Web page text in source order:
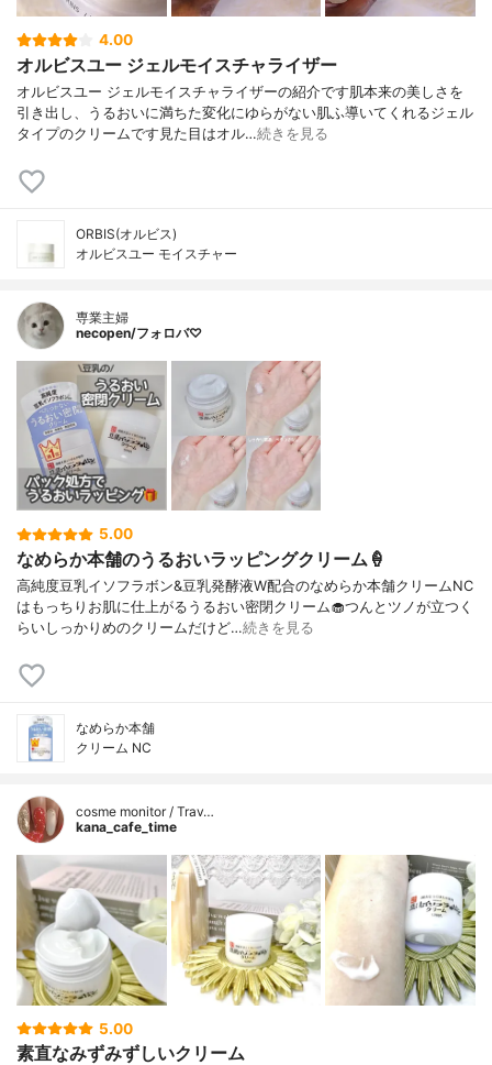
4.00
オルビスユー ジェルモイスチャライザー
オルビスユー ジェルモイスチャライザーの紹介です肌本来の美しさを
引き出し、うるおいに満ちた変化にゆらがない肌ふ導いてくれるジェル
タイプのクリームです見た目はオル…続きを見る
ORBIS(オルビス)
オルビスユー モイスチャー
専業主婦
necopen/フォロバ♡
5.00
なめらか本舗のうるおいラッピングクリーム🍦
高純度豆乳イソフラボン&豆乳発酵液W配合のなめらか本舗クリームNC
はもっちりお肌に仕上がるうるおい密閉クリーム🧁つんとツノが立つく
らいしっかりめのクリームだけど…続きを見る
なめらか本舗
クリーム NC
cosme monitor / Trav…
kana_cafe_time
5.00
素直なみずみずしいクリーム